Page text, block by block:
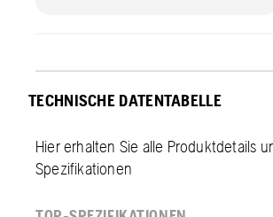
TECHNISCHE DATENTABELLE
Hier erhalten Sie alle Produktdetails
Spezifikationen